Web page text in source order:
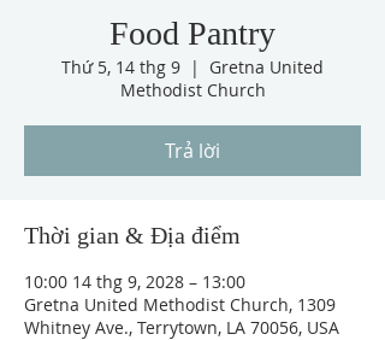
Food Pantry
Thứ 5, 14 thg 9
  |
Gretna United
Methodist Church
Trả lời
Thời gian & Địa điểm
10:00 14 thg 9, 2028 – 13:00
Gretna United Methodist Church, 1309
Whitney Ave., Terrytown, LA 70056, USA